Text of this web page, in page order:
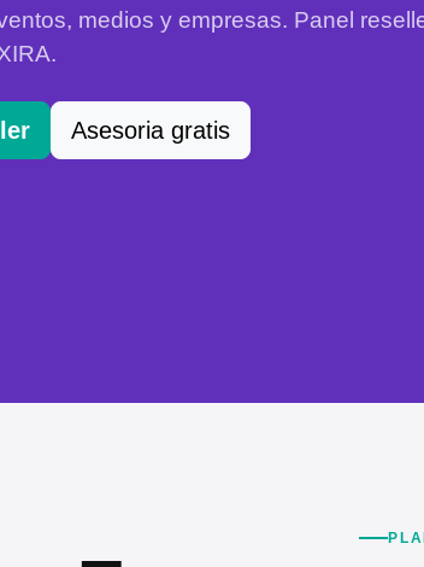
medios y empresas. Panel
Asesoria gratis